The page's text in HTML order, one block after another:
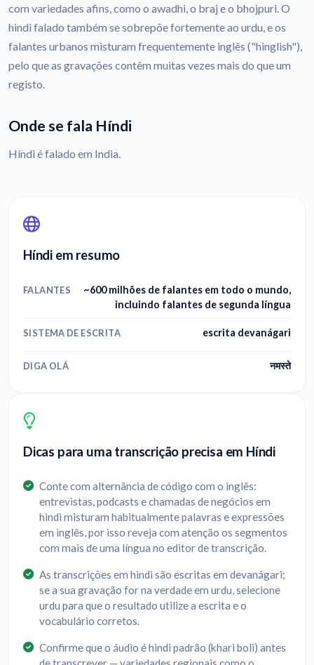
com variedades afins, como o awadhi, o braj e o bhojpuri. O
hindi falado também se sobrepõe fortemente ao urdu, e os
falantes urbanos misturam frequentemente inglês ("hinglish"),
pelo que as gravações contêm muitas vezes mais do que um
registo.
Onde se fala Híndi
Híndi é falado em India.
Híndi em resumo
FALANTES
~600 milhões de falantes em todo o mundo,
incluindo falantes de segunda língua
SISTEMA DE ESCRITA escrita devanágari
DIGA OLÁ नमस्ते
Dicas para uma transcrição precisa em Híndi
Conte com alternância de código com o inglês:
entrevistas, podcasts e chamadas de negócios em
hindi misturam habitualmente palavras e expressões
em inglês, por isso reveja com atenção os segmentos
com mais de uma língua no editor de transcrição.
As transcrições em hindi são escritas em devanágari;
se a sua gravação for na verdade em urdu, selecione
urdu para que o resultado utilize a escrita e o
vocabulário corretos.
Confirme que o áudio é hindi padrão (khari boli) antes